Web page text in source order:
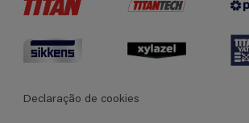
Termos e Condições Gerais de Venda
Declaração de cookies